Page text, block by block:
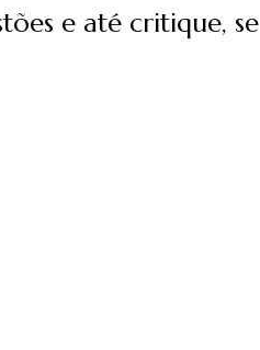
e até critique, se